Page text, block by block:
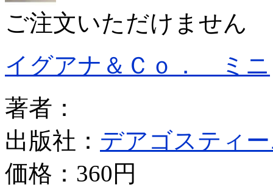
ご注文いただけません
イグアナ＆Ｃｏ． ミニ
著者：
出版社： デアゴスティ
価格： 360円